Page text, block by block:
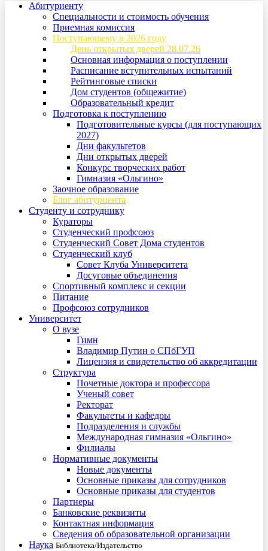
Абитуриенту
Специальности и стоимость обучения
Приемная комиссия
Поступающему в 2026 году
День открытых дверей 28.07.26
Основная информация о поступлении
Расписание вступительных испытаний
Рейтинговые списки
Дом студентов (общежитие)
Образовательный кредит
Подготовка к поступлению
Подготовительные курсы (для поступающих
2027)
Дни факультетов
Дни открытых дверей
Конкурс творческих работ
Гимназия «Ольгино»
Заочное образование
Блог абитуриента
Студенту и сотруднику
Кураторы
Студенческий профсоюз
Студенческий Совет Дома студентов
Студенческий клуб
Совет Клуба Университета
Досуговые объединения
Спортивный комплекс и секции
Питание
Профсоюз сотрудников
Университет
О вузе
Гимн
Владимир Путин о СПбГУП
Лицензия и свидетельство об аккредитации
Структура
Почетные доктора и профессора
Ученый совет
Ректорат
Факультеты и кафедры
Подразделения и службы
Международная гимназия «Ольгино»
Филиалы
Нормативные документы
Новые документы
Основные приказы для сотрудников
Основные приказы для студентов
Партнеры
Банковские реквизиты
Контактная информация
Сведения об образовательной организации
Наука Библиотека/Издательство